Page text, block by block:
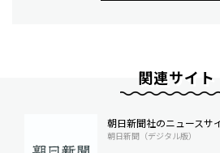
関連サイト
朝日新聞社のニュースサ
朝日新聞（デジタル版）